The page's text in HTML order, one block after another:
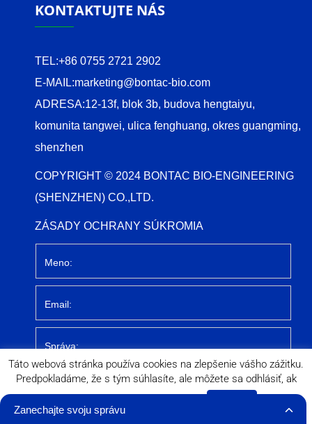
KONTAKTUJTE NÁS
TEL:+86 0755 2721 2902
E-MAIL:marketing@bontac-bio.com
ADRESA:12-13f, blok 3b, budova hengtaiyu,
komunita tangwei, ulica fenghuang, okres guangming,
shenzhen
COPYRIGHT © 2024 BONTAC BIO-ENGINEERING
(SHENZHEN) CO.,LTD.
ZÁSADY OCHRANY SÚKROMIA
Odoslať
Táto webová stránka používa cookies na zlepšenie vášho zážitku.
Predpokladáme, že s tým súhlasíte, ale môžete sa odhlásiť, ak
Zanechajte svoju správu